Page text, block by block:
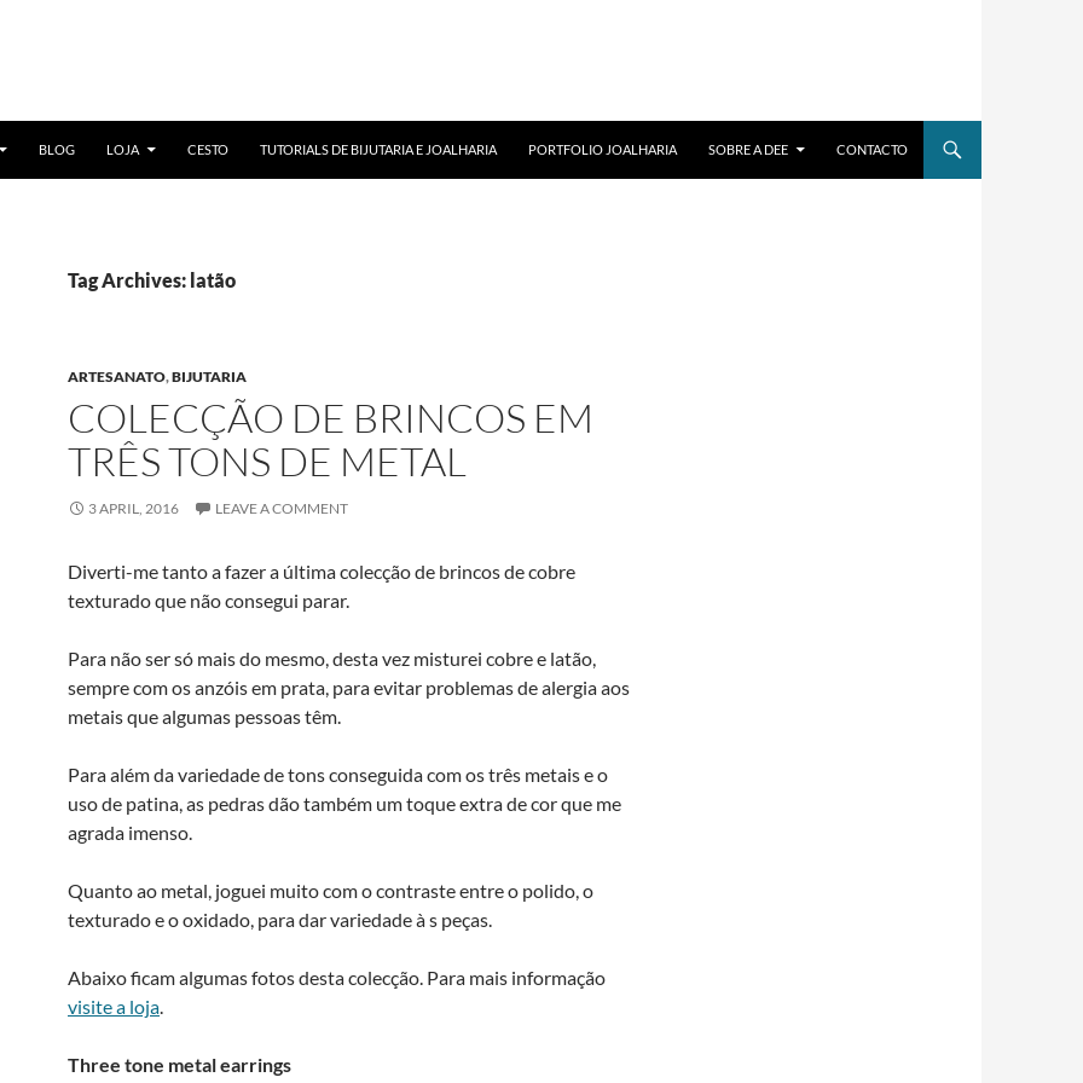
BLOG LOJA CESTO TUTORIALS DE BIJUTARIA E JOALHARIA PORTFOLIO JOALHARIA SOBRE A DEE CONTACTO
Tag Archives: latão
ARTESANATO,BIJUTARIA
COLECÇÃO DE BRINCOS EM
TRÊS TONS DE METAL
3 APRIL, 2016 LEAVE A COMMENT
Diverti-me tanto a fazer a última colecção de brincos de cobre
texturado que não consegui parar.
Para não ser só mais do mesmo, desta vez misturei cobre e latão,
sempre com os anzóis em prata, para evitar problemas de alergia aos
metais que algumas pessoas têm.
Para além da variedade de tons conseguida com os três metais e o
uso de patina, as pedras dão também um toque extra de cor que me
agrada imenso.
Quanto ao metal, joguei muito com o contraste entre o polido, o
texturado e o oxidado, para dar variedade à s peças.
Abaixo ficam algumas fotos desta colecção. Para mais informação
visite a loja.
Three tone metal earrings